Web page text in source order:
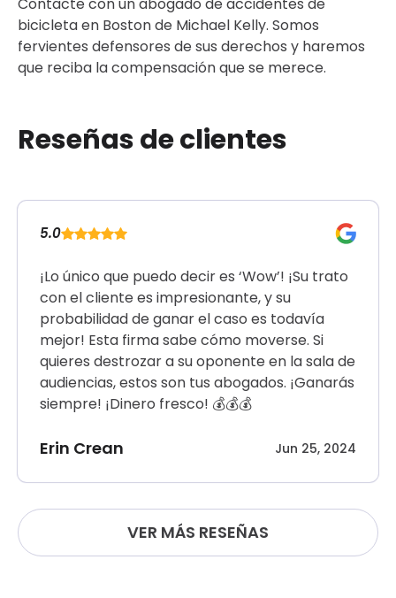
bicicleta en Boston de Michael Kelly. Somos
fervientes defensores de sus derechos y haremos
que reciba la compensación que se merece.
Reseñas de clientes
5.0
¡Lo único que puedo decir es ‘Wow’! ¡Su trato
con el cliente es impresionante, y su
probabilidad de ganar el caso es todavía
mejor! Esta firma sabe cómo moverse. Si
quieres destrozar a su oponente en la sala de
audiencias, estos son tus abogados. ¡Ganarás
siempre! ¡Dinero fresco! 💰💰💰
Erin Crean Jun 25, 2024
VER MÁS RESEÑAS